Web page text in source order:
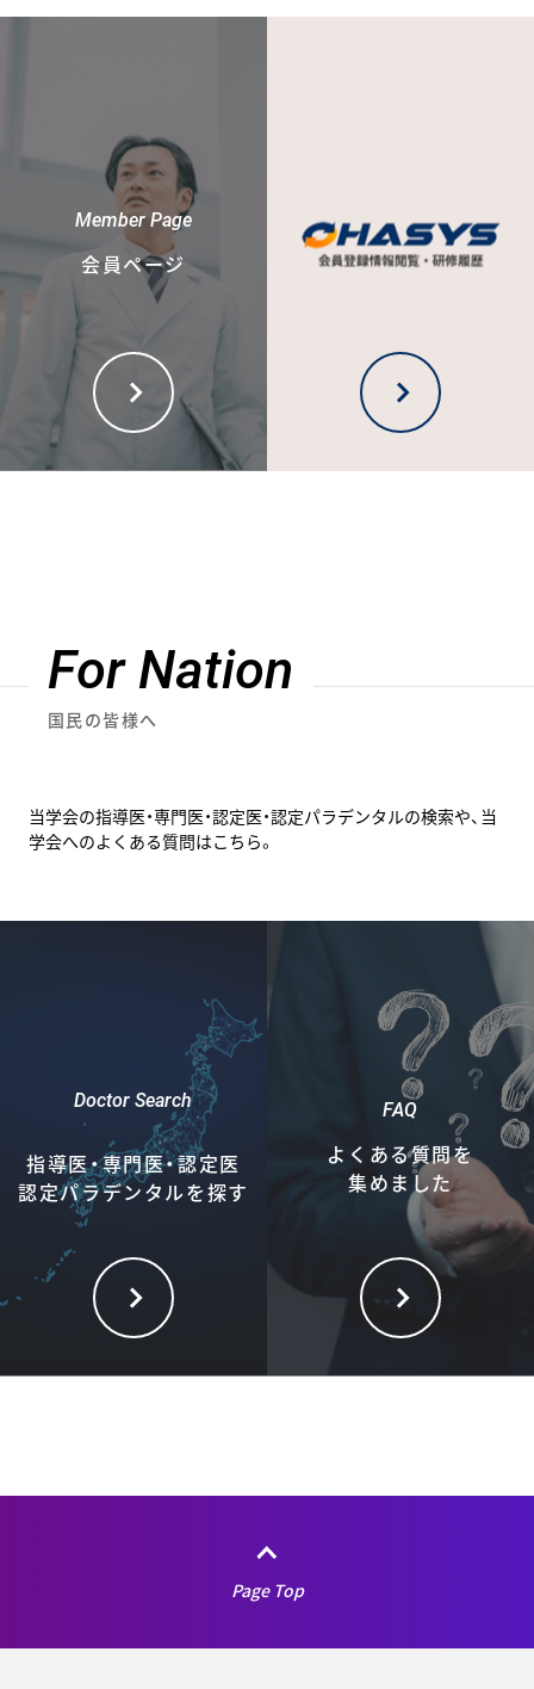
Member Page
会員ページ
For Nation
国民の皆様へ
当学会の指導医・専門医・認定医・認定パラデンタルの検索や、当
学会へのよくある質問はこちら。
Doctor Search
指導医・専門医・認定医
認定パラデンタルを探す
FAQ
よくある質問を
集めました
Page Top